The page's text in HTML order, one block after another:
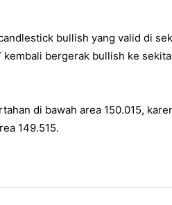
bullish yang valid di
kembali bergerak bullish ke
di bawah area 150.015,
149.515.